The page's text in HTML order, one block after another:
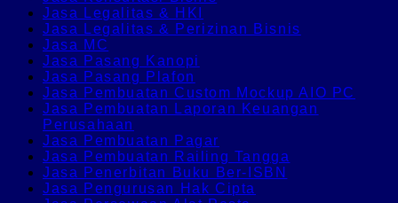
Jasa Legalitas & HKI
Jasa Legalitas & Perizinan Bisnis
Jasa MC
Jasa Pasang Kanopi
Jasa Pasang Plafon
Jasa Pembuatan Custom Mockup AIO PC
Jasa Pembuatan Laporan Keuangan
Perusahaan
Jasa Pembuatan Pagar
Jasa Pembuatan Railing Tangga
Jasa Penerbitan Buku Ber-ISBN
Jasa Pengurusan Hak Cipta